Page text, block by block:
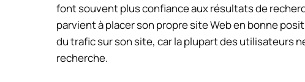
font souvent plus confiance aux résultats de
parvient à placer son propre site Web en bonne
du trafic sur son site, car la plupart des utilisateurs
recherche.